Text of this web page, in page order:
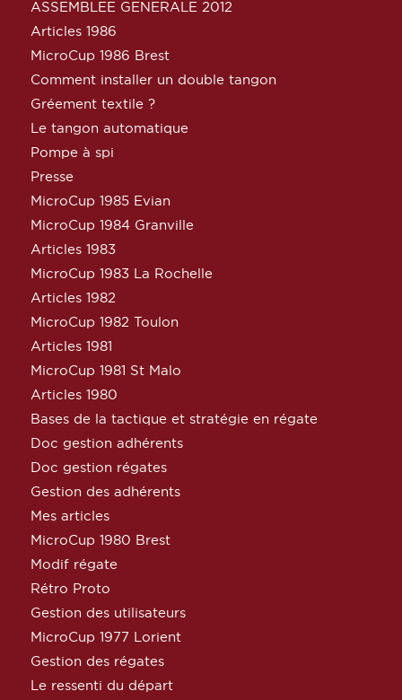
ASSEMBLEE GENERALE 2012
Articles 1986
MicroCup 1986 Brest
Comment installer un double tangon
Gréement textile ?
Le tangon automatique
Pompe à spi
Presse
MicroCup 1985 Evian
MicroCup 1984 Granville
Articles 1983
MicroCup 1983 La Rochelle
Articles 1982
MicroCup 1982 Toulon
Articles 1981
MicroCup 1981 St Malo
Articles 1980
Bases de la tactique et stratégie en régate
Doc gestion adhérents
Doc gestion régates
Gestion des adhérents
Mes articles
MicroCup 1980 Brest
Modif régate
Rétro Proto
Gestion des utilisateurs
MicroCup 1977 Lorient
Gestion des régates
Le ressenti du départ